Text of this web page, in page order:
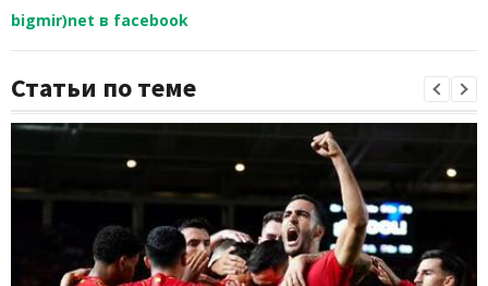
bigmir)net в facebook
Статьи по теме